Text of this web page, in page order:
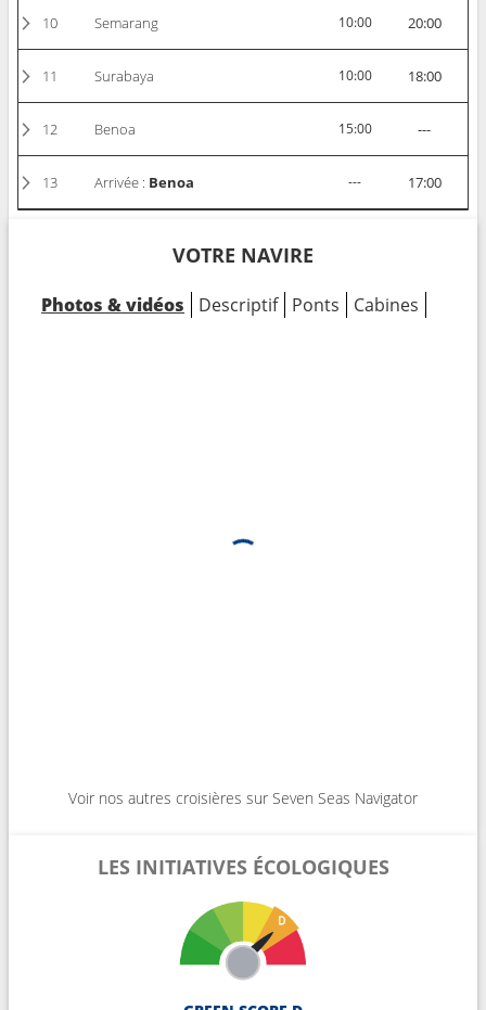
10 Semarang 10:00 20:00
11 Surabaya 10:00 18:00
12 Benoa 15:00 ---
13 Arrivée : Benoa --- 17:00
VOTRE NAVIRE
Photos & vidéos Descriptif Ponts Cabines
Voir nos autres croisières sur Seven Seas Navigator
LES INITIATIVES ÉCOLOGIQUES